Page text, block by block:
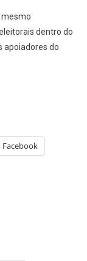
mesmo
dentro do
apoiadores do
Facebook